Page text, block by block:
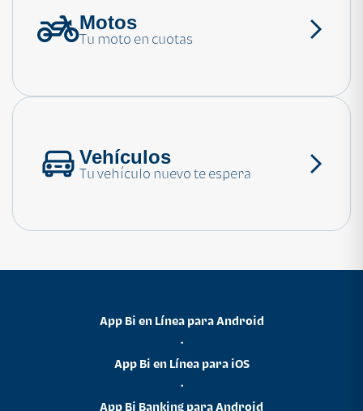
¿Necesitas ayuda?
Motos
Tu moto en cuotas
Vehículos
Tu vehículo nuevo te espera
App Bi en Línea para Android
•
App Bi en Línea para iOS
•
App Bi Banking para Android